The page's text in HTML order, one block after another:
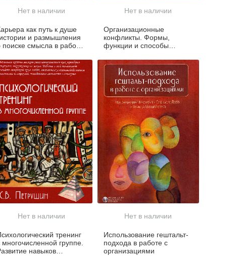
Нет в наличии
как путь к душе
и размышления
поиске смысла в работе
Нет в наличии
Организационные
конфликты. Формы,
функции и способы
Нет в наличии
тренинг
многочисленной группе.
навыков
Нет в наличии
Использование гештальт-
подхода в работе с
организациями